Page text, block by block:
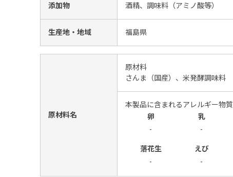
添加物 酒精、調味料（アミノ酸等）
生産地・地域 福島県
原材料名
原材料
さんま（国産）、米発酵調味料
本製品に含まれるアレルギー物質
卵
乳
-
-
落花生 えび
-
-